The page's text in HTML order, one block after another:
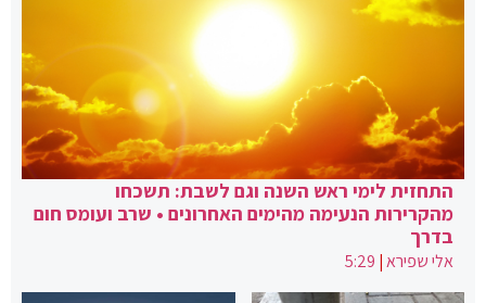
התחזית לימי ראש השנה וגם לשבת: תשכחו
מהקרירות הנעימה מהימים האחרונים • שרב ועומס חום
בדרך
אלי שפירא|
5:29